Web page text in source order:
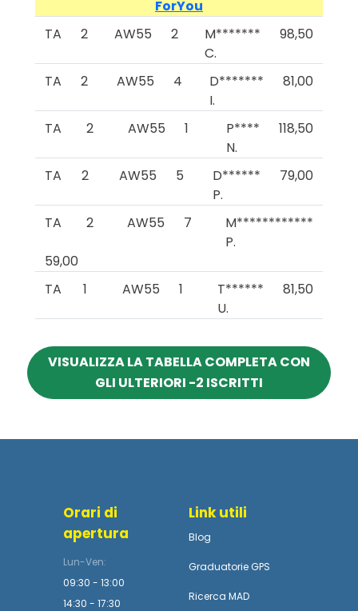
ForYou
TA
2 AW55 2
M*******
C.
98,50
TA 2 AW55 4
D*******
I.
81,00
TA 2 AW55 1
P****
N.
118,50
TA 2 AW55 5
D******
P.
79,00
TA 2 AW55 7
M************
P.
59,00
TA
1 AW55 1
T******
U.
81,50
VISUALIZZA LA TABELLA COMPLETA CON
GLI ULTERIORI -2 ISCRITTI
Orari di
apertura
Lun-Ven:
09:30 - 13:00
14:30 - 17:30
Link utili
Blog
Graduatorie GPS
Ricerca MAD